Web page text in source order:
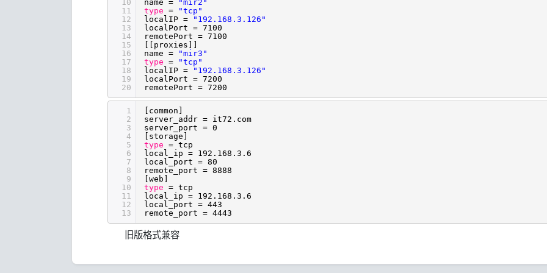
10
11
12
13
14
15
16
17
18
19
20
name =
"mir2"
type =
"tcp"
localIP =
"192.168.3.126"
localPort = 7100
remotePort = 7100
[[proxies]]
name =
"mir3"
type =
"tcp"
localIP =
"192.168.3.126"
localPort = 7200
remotePort = 7200
1
2
3
4
5
6
7
8
9
10
11
12
13
[common]
server_addr = it72.com
server_port = 0
[storage]
type = tcp
local_ip = 192.168.3.6
local_port = 80
remote_port = 8888
[web]
type = tcp
local_ip = 192.168.3.6
local_port = 443
remote_port = 4443
旧版格式兼容